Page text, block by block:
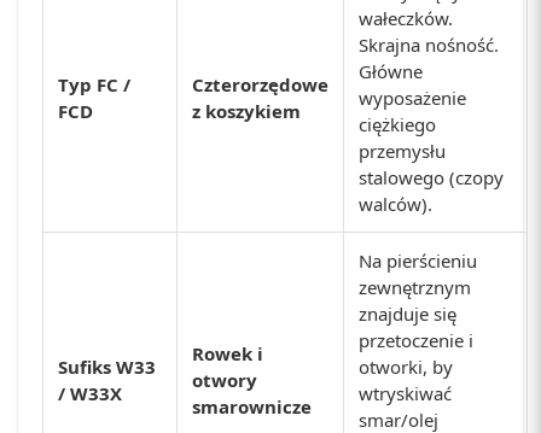
Typ FC /
FCD
Czterorzędowe
z koszykiem
wałeczków.
Skrajna nośność.
Główne
wyposażenie
ciężkiego
przemysłu
stalowego (czopy
walców).
Sufiks W33
/ W33X
Rowek i
otwory
smarownicze
Na pierścieniu
zewnętrznym
znajduje się
przetoczenie i
otworki, by
wtryskiwać
smar/olej